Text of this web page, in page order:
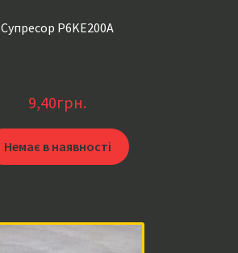
Супресор P6KE200A
9,40грн.
Немає в наявності